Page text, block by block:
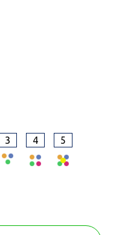
3 4 5